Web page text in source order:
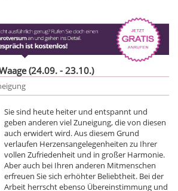
(24.09. - 23.10.)
Sie sind heute heiter und entspannt und
geben anderen viel Zuneigung, die von diesen
auch erwidert wird. Aus diesem Grund
verlaufen Herzensangelegenheiten zu Ihrer
vollen Zufriedenheit und in großer Harmonie.
Aber auch bei Ihren anderen Mitmenschen
erfreuen Sie sich erhöhter Beliebtheit. Bei der
Arbeit herrscht ebenso Übereinstimmung und